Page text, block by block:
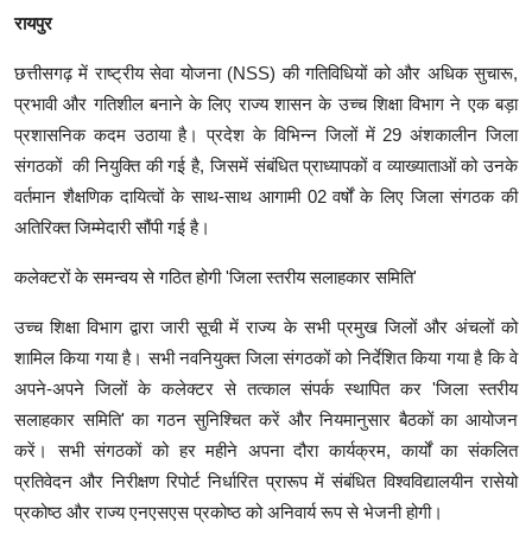
​रायपुर
छत्तीसगढ़ में राष्ट्रीय सेवा योजना (NSS) की गतिविधियों को और अधिक सुचारू,
प्रभावी और गतिशील बनाने के लिए राज्य शासन के उच्च शिक्षा विभाग ने एक बड़ा
प्रशासनिक कदम उठाया है। प्रदेश के विभिन्न जिलों में 29 अंशकालीन जिला
संगठकों की नियुक्ति की गई है, जिसमें संबंधित प्राध्यापकों व व्याख्याताओं को उनके
वर्तमान शैक्षणिक दायित्वों के साथ-साथ आगामी 02 वर्षों के लिए जिला संगठक की
अतिरिक्त जिम्मेदारी सौंपी गई है।
कलेक्टरों के समन्वय से गठित होगी 'जिला स्तरीय सलाहकार समिति'
उच्च शिक्षा विभाग द्वारा जारी सूची में राज्य के सभी प्रमुख जिलों और अंचलों को
शामिल किया गया है। सभी नवनियुक्त जिला संगठकों को निर्देशित किया गया है कि वे
अपने-अपने जिलों के कलेक्टर से तत्काल संपर्क स्थापित कर 'जिला स्तरीय
सलाहकार समिति' का गठन सुनिश्चित करें और नियमानुसार बैठकों का आयोजन
करें। सभी संगठकों को हर महीने अपना दौरा कार्यक्रम, कार्यों का संकलित
प्रतिवेदन और निरीक्षण रिपोर्ट निर्धारित प्रारूप में संबंधित विश्वविद्यालयीन रासेयो
प्रकोष्ठ और राज्य एनएसएस प्रकोष्ठ को अनिवार्य रूप से भेजनी होगी।